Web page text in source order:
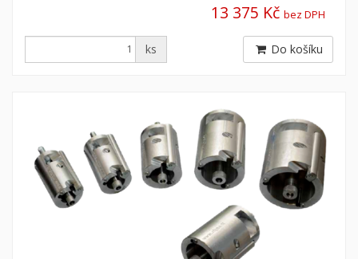
13 375 Kč bez DPH
ks Do košíku